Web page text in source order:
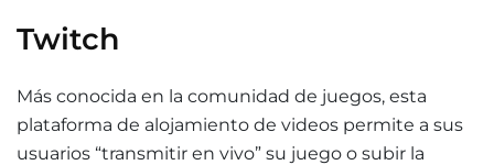
Twitch
Más conocida en la comunidad de juegos, esta
plataforma de alojamiento de videos permite a sus
usuarios “transmitir en vivo” su juego o subir la